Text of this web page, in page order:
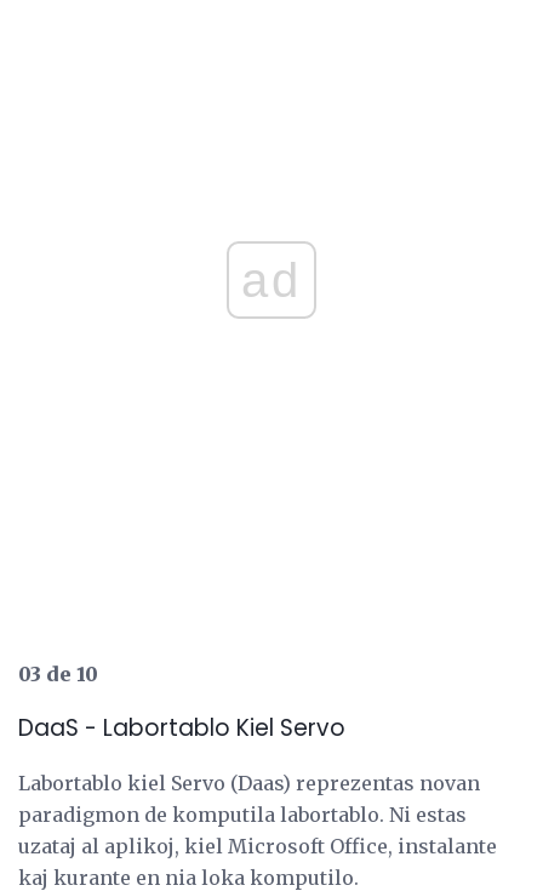
ad
03 de 10
DaaS - Labortablo Kiel Servo
Labortablo kiel Servo (Daas) reprezentas novan
paradigmon de komputila labortablo. Ni estas
uzataj al aplikoj, kiel Microsoft Office, instalante
kaj kurante en nia loka komputilo.